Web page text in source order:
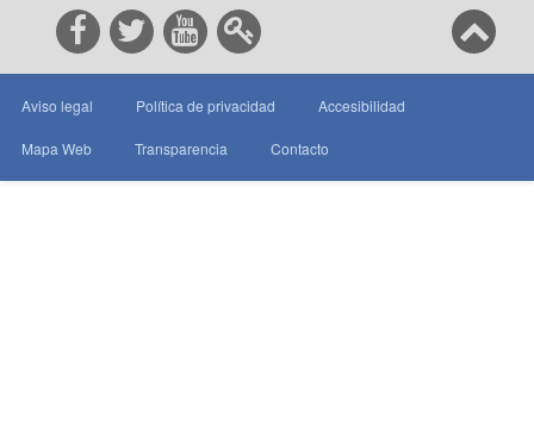
Aviso legal Política de privacidad Accesibilidad
Mapa Web Transparencia Contacto